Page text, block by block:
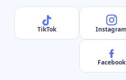
TikTok Instagram
Facebook